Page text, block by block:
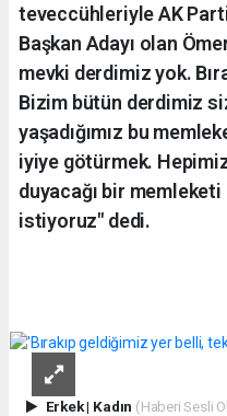
teveccühleriyle AK
Başkan Adayı olan
mevki derdimiz yok.
Bizim bütün derdimiz
yaşadığımız bu
iyiye götürmek.
duyacağı bir
istiyoruz" dedi.
Erkek| Kadın (Haberi Sesli